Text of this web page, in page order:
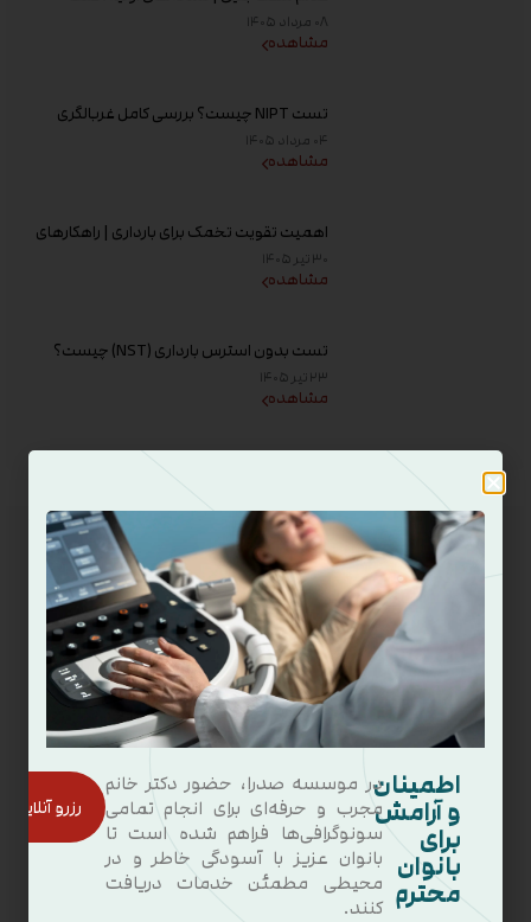
خونریزی، عوامل خطر و زمان مراجعه به پزشک
۰۸ مرداد ۱۴۰۵
مشاهده
تست NIPT چیست؟ بررسی کامل غربالگری
غیر تهاجمی پیش از تولد، زمان انجام و تفسیر
جواب
۰۴ مرداد ۱۴۰۵
مشاهده
اهمیت تقویت تخمک برای بارداری | راهکارهای
افزایش کیفیت تخمک و شانس باروری
۳۰ تیر ۱۴۰۵
مشاهده
تست بدون استرس بارداری (NST) چیست؟
زمان انجام و تفسیر نتیجه
۲۳ تیر ۱۴۰۵
مشاهده
دیدگاه خود را وارد کنید
اطمینان
و آرامش
برای
بانوان
محترم
در موسسه صدرا، حضور دکتر خانم
مجرب و حرفه‌ای برای انجام تمامی
سونوگرافی‌ها فراهم شده است تا
بانوان عزیز با آسودگی خاطر و در
محیطی مطمئن خدمات دریافت
کنند.
رزرو آنلاین